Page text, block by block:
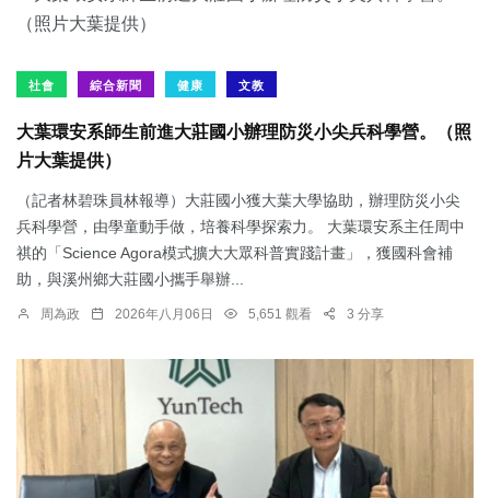
社會 綜合新聞 健康 文教
大葉環安系師生前進大莊國小辦理防災小尖兵科學營。（照
片大葉提供）
（記者林碧珠員林報導）大莊國小獲大葉大學協助，辦理防災小尖
兵科學營，由學童動手做，培養科學探索力。 大葉環安系主任周中
祺的「Science Agora模式擴大大眾科普實踐計畫」，獲國科會補
助，與溪州鄉大莊國小攜手舉辦...
周為政 2026年八月06日 5,651 觀看 3 分享